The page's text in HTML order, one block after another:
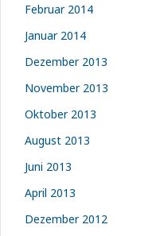
Februar 2014
Januar 2014
Dezember 2013
November 2013
Oktober 2013
August 2013
Juni 2013
April 2013
Dezember 2012